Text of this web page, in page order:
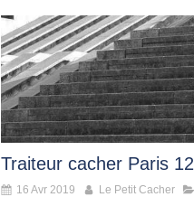
Traiteur cacher Paris 12
16 Avr 2019 Le Petit Cacher